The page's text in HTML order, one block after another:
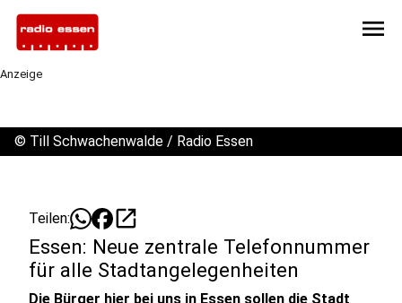
menu
Anzeige
© Till Schwachenwalde / Radio Essen
Teilen: open_in_new
Essen: Neue zentrale Telefonnummer
für alle Stadtangelegenheiten
Die Bürger hier bei uns in Essen sollen die Stadt